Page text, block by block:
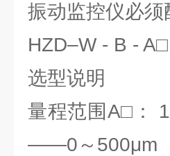
振动监控仪必
HZD–W - B -
选型说明
量程范围A□：
——0～500μm